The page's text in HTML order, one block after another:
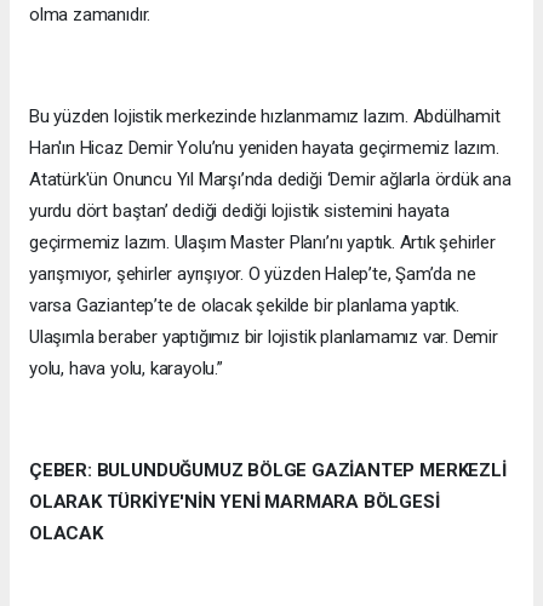
olma zamanıdır.
Bu yüzden lojistik merkezinde hızlanmamız lazım. Abdülhamit
Han'ın Hicaz Demir Yolu’nu yeniden hayata geçirmemiz lazım.
Atatürk'ün Onuncu Yıl Marşı’nda dediği ‘Demir ağlarla ördük ana
yurdu dört baştan’ dediği dediği lojistik sistemini hayata
geçirmemiz lazım. Ulaşım Master Planı’nı yaptık. Artık şehirler
yarışmıyor, şehirler ayrışıyor. O yüzden Halep’te, Şam’da ne
varsa Gaziantep’te de olacak şekilde bir planlama yaptık.
Ulaşımla beraber yaptığımız bir lojistik planlamamız var. Demir
yolu, hava yolu, karayolu.”
ÇEBER: BULUNDUĞUMUZ BÖLGE GAZİANTEP MERKEZLİ
OLARAK TÜRKİYE'NİN YENİ MARMARA BÖLGESİ
OLACAK